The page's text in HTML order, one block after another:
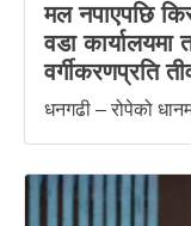
मल नपाएपछि
वडा कार्यालयमा
वर्गीकरणप्रति
धनगढी – रोपेको